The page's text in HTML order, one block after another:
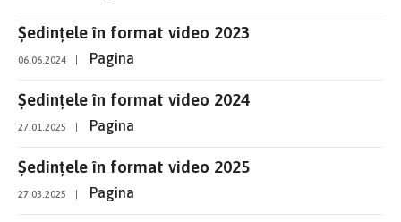
Ședințele în format video 2023
06.06.2024 Pagina
Ședințele în format video 2024
27.01.2025 Pagina
Ședințele în format video 2025
27.03.2025 Pagina